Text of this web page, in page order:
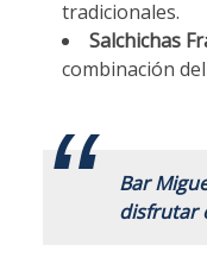
tradicionales.
Salchichas
combinación
Bar
disfrutar